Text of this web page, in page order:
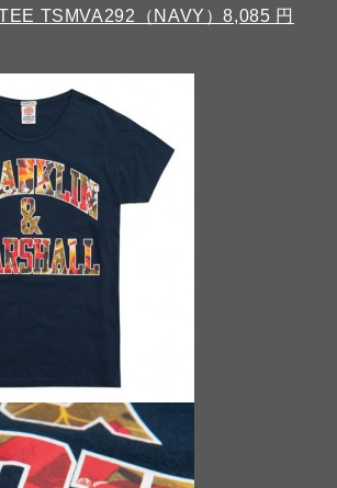
TSMVA292（NAVY）8,085 円